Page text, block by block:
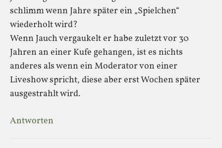
schlimm wenn Jahre später ein „Spielchen“
wiederholt wird?
Wenn Jauch vergaukelt er habe zuletzt vor 30
Jahren an einer Kufe gehangen, ist es nichts
anderes als wenn ein Moderator von einer
Liveshow spricht, diese aber erst Wochen später
ausgestrahlt wird.
Antworten